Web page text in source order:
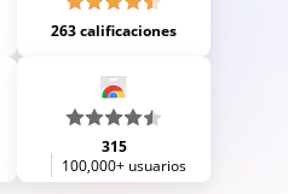
263 calificaciones
315
100,000+ usuarios